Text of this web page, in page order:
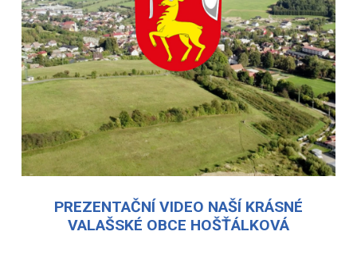
PREZENTAČNÍ VIDEO NAŠÍ KRÁSNÉ
VALAŠSKÉ OBCE HOŠŤÁLKOVÁ